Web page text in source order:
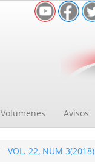
Volumenes Avisos
VOL. 22, NUM 3(2018)